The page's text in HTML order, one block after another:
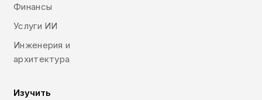
Финансы
Услуги ИИ
Инженерия и
архитектура
Изучить